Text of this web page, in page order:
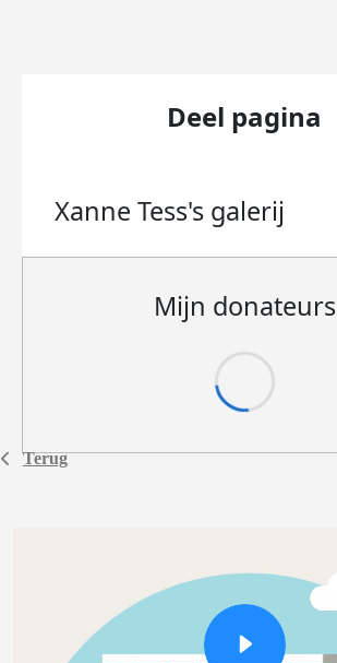
Terug
Deel pagina
Xanne Tess's galerij
Mijn donateurs